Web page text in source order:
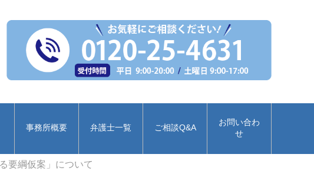
事務所概要 弁護士一覧 ご相談Q&A
お問い合わ
せ
要綱仮案」について